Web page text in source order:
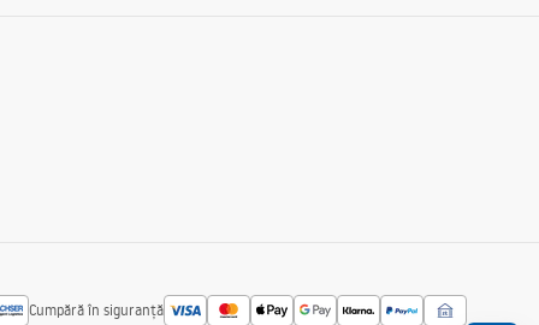
Cumpără în siguranță